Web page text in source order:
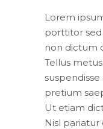
Lorem
porttitor sed
non dictum
Tellus
pretium
Ut etiam
Nisl